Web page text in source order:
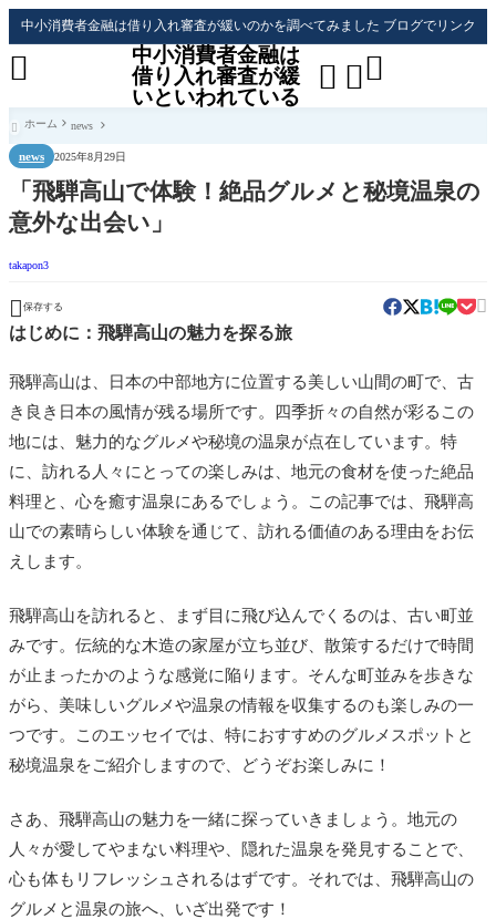
中小消費者金融は借り入れ審査が緩いのかを調べてみました ブログでリンク
中小消費者金融は
借り入れ審査が緩
いといわれている
 

 ホーム news
news 2025年8月29日
「飛騨高山で体験！絶品グルメと秘境温泉の
意外な出会い」
takapon3
 保存する 
はじめに：飛騨高山の魅力を探る旅
飛騨高山は、日本の中部地方に位置する美しい山間の町で、古
き良き日本の風情が残る場所です。四季折々の自然が彩るこの
地には、魅力的なグルメや秘境の温泉が点在しています。特
に、訪れる人々にとっての楽しみは、地元の食材を使った絶品
料理と、心を癒す温泉にあるでしょう。この記事では、飛騨高
山での素晴らしい体験を通じて、訪れる価値のある理由をお伝
えします。
飛騨高山を訪れると、まず目に飛び込んでくるのは、古い町並
みです。伝統的な木造の家屋が立ち並び、散策するだけで時間
が止まったかのような感覚に陥ります。そんな町並みを歩きな
がら、美味しいグルメや温泉の情報を収集するのも楽しみの一
つです。このエッセイでは、特におすすめのグルメスポットと
秘境温泉をご紹介しますので、どうぞお楽しみに！
さあ、飛騨高山の魅力を一緒に探っていきましょう。地元の
人々が愛してやまない料理や、隠れた温泉を発見することで、
心も体もリフレッシュされるはずです。それでは、飛騨高山の
グルメと温泉の旅へ、いざ出発です！